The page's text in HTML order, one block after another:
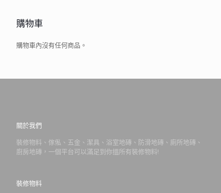
購物車
購物車內沒有任何商品。
關於我們
裝修物料、傢俬、五金、潔具、浴室地磚、防滑地磚、廁所地磚、
廚房地磚，一個平台可以滿足到你搵所有裝修物料!
裝修物料